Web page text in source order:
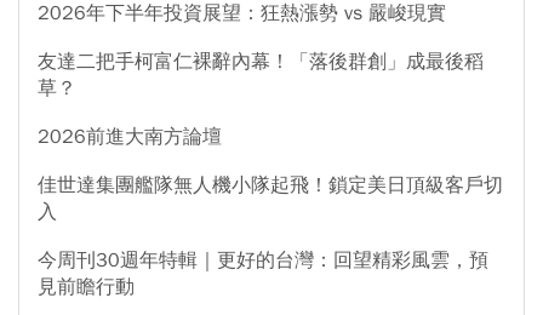
2026年下半年投資展望：狂熱漲勢 vs 嚴峻現實
友達二把手柯富仁裸辭內幕！「落後群創」成最後稻
草？
2026前進大南方論壇
佳世達集團艦隊無人機小隊起飛！鎖定美日頂級客戶切
入
今周刊30週年特輯｜更好的台灣：回望精彩風雲，預
見前瞻行動